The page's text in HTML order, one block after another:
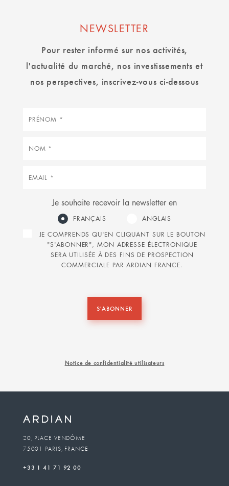
NEWSLETTER
Pour rester informé sur nos activités,
l'actualité du marché, nos investissements et
nos perspectives, inscrivez-vous ci-dessous
Prénom
Nom
Courriel
Je souhaite recevoir la newsletter en
FRANÇAIS
ANGLAIS
JE COMPRENDS QU'EN CLIQUANT SUR LE BOUTON
"S'ABONNER", MON ADRESSE ÉLECTRONIQUE
SERA UTILISÉE À DES FINS DE PROSPECTION
COMMERCIALE PAR ARDIAN FRANCE.
S'ABONNER
Notice de confidentialité utilisateurs
20, PLACE VENDÔME
75001 PARIS, FRANCE
+33 1 41 71 92 00